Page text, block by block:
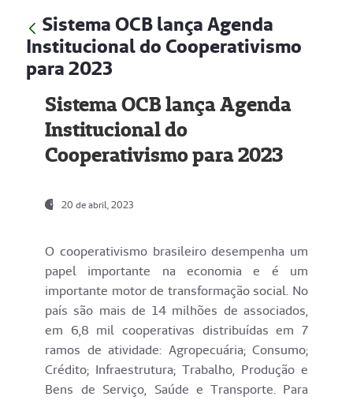
Sistema OCB lança Agenda
Institucional do Cooperativismo
para 2023
Sistema OCB lança Agenda
Institucional do
Cooperativismo para 2023
20 de abril, 2023
O cooperativismo brasileiro desempenha um
papel importante na economia e é um
importante motor de transformação social. No
país são mais de 14 milhões de associados,
em 6,8 mil cooperativas distribuídas em 7
ramos de atividade: Agropecuária; Consumo;
Crédito; Infraestrutura; Trabalho, Produção e
Bens de Serviço, Saúde e Transporte. Para